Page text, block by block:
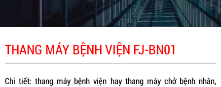
THANG MÁY BỆNH VIỆN FJ-BN01
Chi tiết: thang máy bệnh viện hay thang máy chở bệnh nhân,